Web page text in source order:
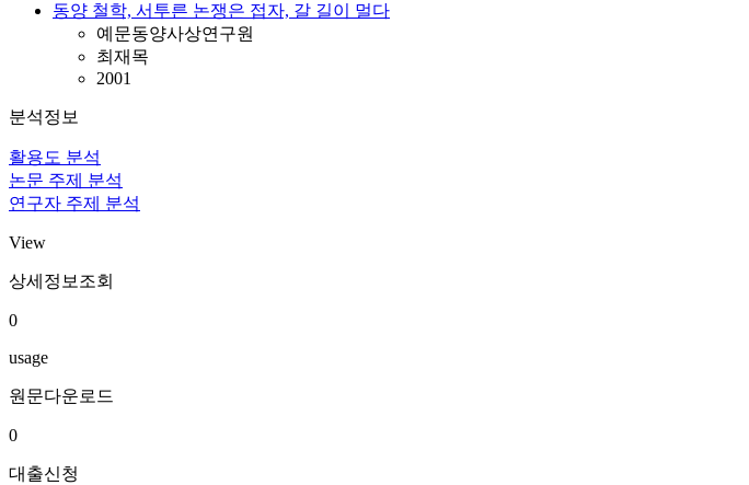
동양 철학, 서투른 논쟁은 접자, 갈 길이 멀다
예문동양사상연구원
최재목
2001
분석정보
활용도 분석
논문 주제 분석
연구자 주제 분석
View
상세정보조회
0
usage
원문다운로드
0
대출신청